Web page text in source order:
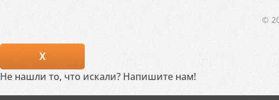
©
X
Не нашли то, что искали? Напишите нам!